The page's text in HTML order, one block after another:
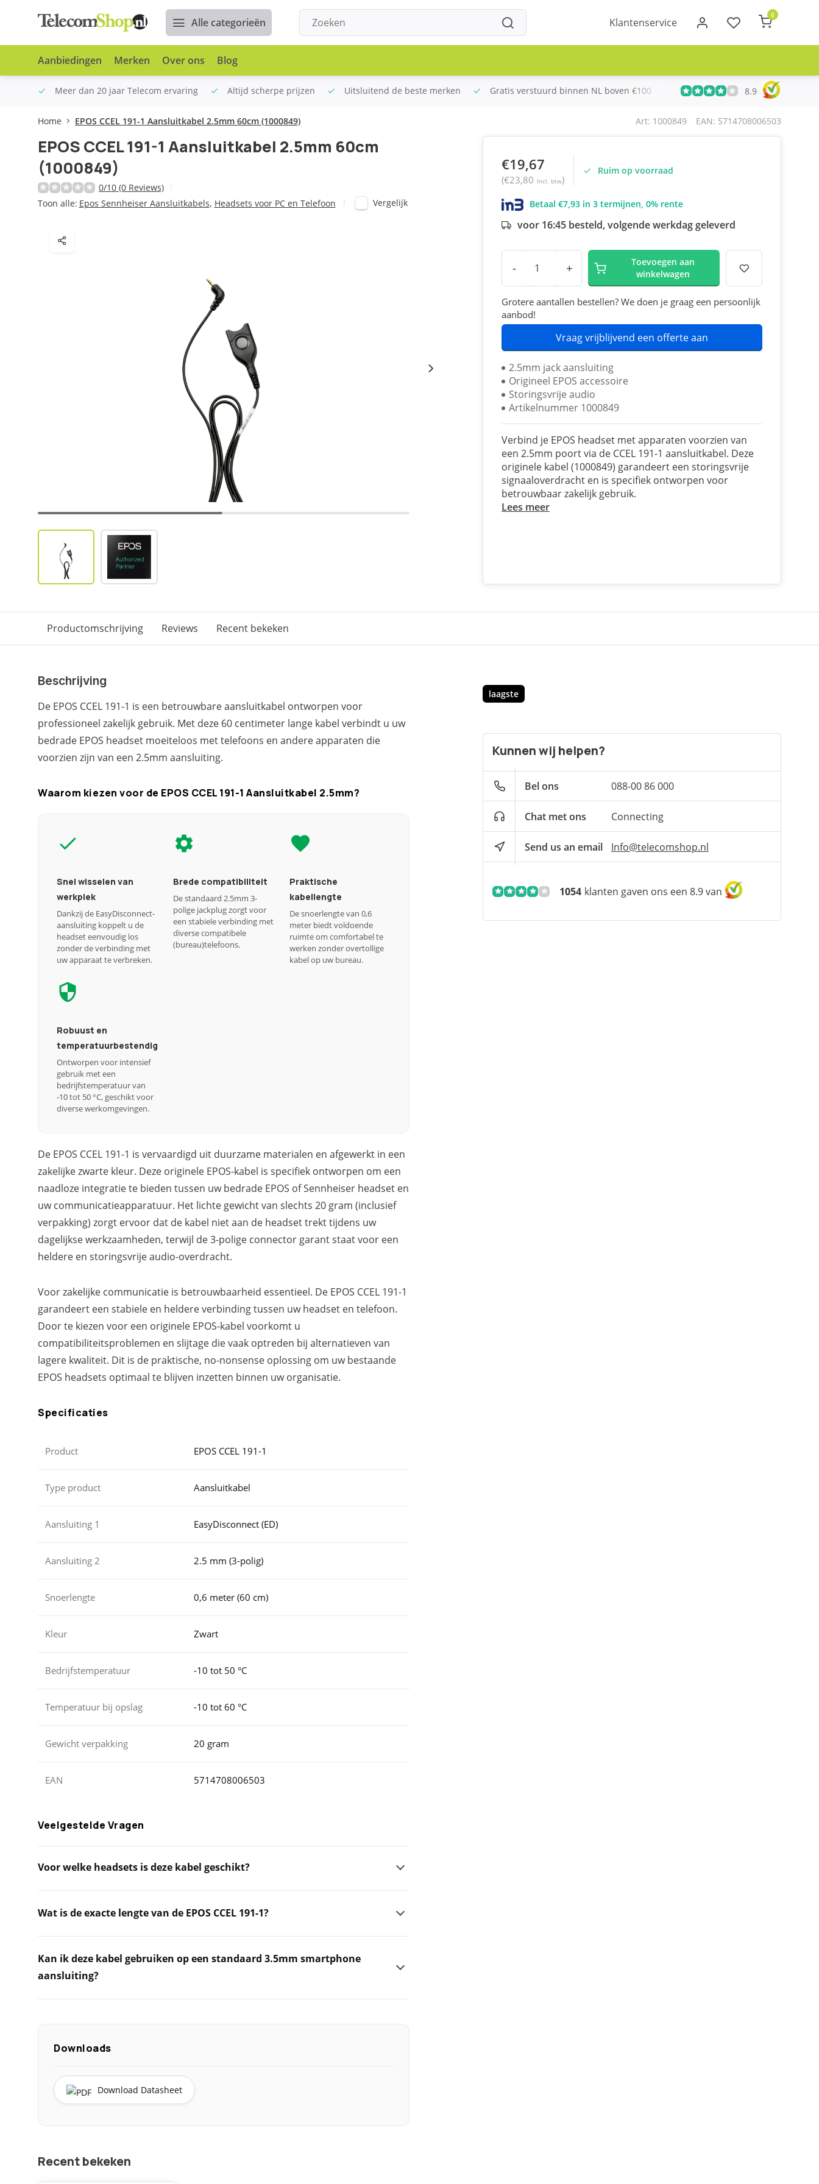
Alle categorieën Klantenservice
0
Aanbiedingen Merken Over ons Blog
Meer dan 20 jaar Telecom ervaring Altijd scherpe prijzen Uitsluitend de beste merken Gratis verstuurd binnen NL boven €100 Meer dan 20 jaar Telecom
8.9
Home EPOS CCEL 191-1 Aansluitkabel 2.5mm 60cm (1000849) Art: 1000849 EAN: 5714708006503
EPOS CCEL 191-1 Aansluitkabel 2.5mm 60cm
(1000849)
0/10 (0 Reviews)
Toon alle: Epos Sennheiser Aansluitkabels, Headsets voor PC en Telefoon Vergelijk
€19,67
(€23,80 Incl. btw)
Ruim op voorraad
Betaal €7,93 in 3 termijnen, 0% rente
voor 16:45 besteld, volgende werkdag geleverd
- +
Toevoegen aan
winkelwagen
Grotere aantallen bestellen? We doen je graag een persoonlijk
aanbod!
Vraag vrijblijvend een offerte aan
2.5mm jack aansluiting
Origineel EPOS accessoire
Storingsvrije audio
Artikelnummer 1000849
Verbind je EPOS headset met apparaten voorzien van
een 2.5mm poort via de CCEL 191-1 aansluitkabel. Deze
originele kabel (1000849) garandeert een storingsvrije
signaaloverdracht en is specifiek ontworpen voor
betrouwbaar zakelijk gebruik.
Lees meer
Productomschrijving Reviews Recent bekeken
Beschrijving
De EPOS CCEL 191-1 is een betrouwbare aansluitkabel ontworpen voor
professioneel zakelijk gebruik. Met deze 60 centimeter lange kabel verbindt u uw
bedrade EPOS headset moeiteloos met telefoons en andere apparaten die
voorzien zijn van een 2.5mm aansluiting.
Waarom kiezen voor de EPOS CCEL 191-1 Aansluitkabel 2.5mm?
Snel wisselen van
werkplek
Dankzij de EasyDisconnect-
aansluiting koppelt u de
headset eenvoudig los
zonder de verbinding met
uw apparaat te verbreken.
Brede compatibiliteit
De standaard 2.5mm 3-
polige jackplug zorgt voor
een stabiele verbinding met
diverse compatibele
(bureau)telefoons.
Praktische
kabellengte
De snoerlengte van 0,6
meter biedt voldoende
ruimte om comfortabel te
werken zonder overtollige
kabel op uw bureau.
Robuust en
temperatuurbestendig
Ontworpen voor intensief
gebruik met een
bedrijfstemperatuur van
-10 tot 50 °C, geschikt voor
diverse werkomgevingen.
De EPOS CCEL 191-1 is vervaardigd uit duurzame materialen en afgewerkt in een
zakelijke zwarte kleur. Deze originele EPOS-kabel is specifiek ontworpen om een
naadloze integratie te bieden tussen uw bedrade EPOS of Sennheiser headset en
uw communicatieapparatuur. Het lichte gewicht van slechts 20 gram (inclusief
verpakking) zorgt ervoor dat de kabel niet aan de headset trekt tijdens uw
dagelijkse werkzaamheden, terwijl de 3-polige connector garant staat voor een
heldere en storingsvrije audio-overdracht.
Voor zakelijke communicatie is betrouwbaarheid essentieel. De EPOS CCEL 191-1
garandeert een stabiele en heldere verbinding tussen uw headset en telefoon.
Door te kiezen voor een originele EPOS-kabel voorkomt u
compatibiliteitsproblemen en slijtage die vaak optreden bij alternatieven van
lagere kwaliteit. Dit is de praktische, no-nonsense oplossing om uw bestaande
EPOS headsets optimaal te blijven inzetten binnen uw organisatie.
Specificaties
Product EPOS CCEL 191-1
Type product Aansluitkabel
Aansluiting 1 EasyDisconnect (ED)
Aansluiting 2 2.5 mm (3-polig)
Snoerlengte 0,6 meter (60 cm)
Kleur Zwart
Bedrijfstemperatuur -10 tot 50 °C
Temperatuur bij opslag -10 tot 60 °C
Gewicht verpakking 20 gram
EAN 5714708006503
Veelgestelde Vragen
Voor welke headsets is deze kabel geschikt?
Wat is de exacte lengte van de EPOS CCEL 191-1?
Kan ik deze kabel gebruiken op een standaard 3.5mm smartphone
aansluiting?
Downloads
Download Datasheet
laagste
Kunnen wij helpen?
Bel ons 088-00 86 000
Chat met ons Connecting
Send us an email Info@telecomshop.nl
1054 klanten gaven ons een 8.9 van
Recent bekeken